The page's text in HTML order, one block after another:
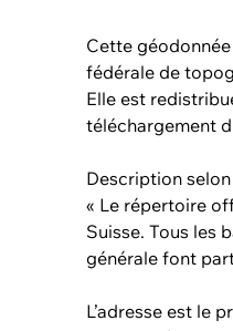
Cette
fédérale de
Elle est
téléchargement
Description
« Le répertoire
Suisse. Tous les
générale font
L’adresse est le